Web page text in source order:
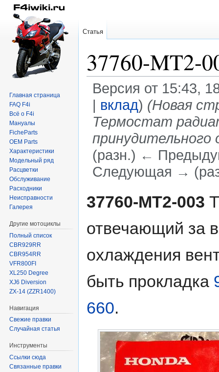
37760-MT2-
Версия от 15:43,
| вклад) (Новая
Термостат
принудительного
(разн.) ←
Следующая →
кк37760-MT2-003
отвечающий за
охлаждения
быть прокладка
660.
Статья
Главная страница
FAQ F4i
Всё о F4i
Мануалы
FicheParts
OEM Parts
Характеристики
Модельный ряд
Расцветки
Обслуживание
Расходники
Неисправности
Галерея
Другие мотоциклы
Полный список
CBR929RR
CBR954RR
VFR800FI
XL250 Degree
XJ6 Diversion
ZX-14 (ZZR1400)
Навигация
Свежие правки
Случайная статья
Инструменты
Ссылки сюда
Связанные правки